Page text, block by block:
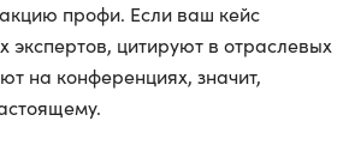
профи. Если ваш кейс
экспертов, цитируют в отраслевых
на конференциях, значит,